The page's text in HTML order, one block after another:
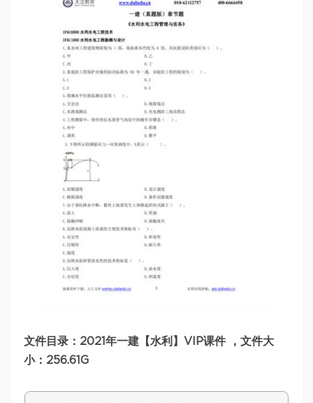
文件目录：2021年一建【水利】VIP课件 ，文件大
小：256.61G